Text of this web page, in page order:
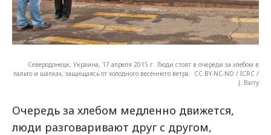
Северодонецк, Украина, 17 апреля 2015 г. Люди стоят в очереди за хлебом в
пальто и шапках, защищаясь от холодного весеннего ветра. CC BY-NC-ND / ICRC /
J. Barry
Очередь за хлебом медленно движется,
люди разговаривают друг с другом,